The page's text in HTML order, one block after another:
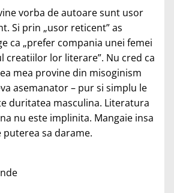
vorba de autoare sunt usor
Si prin „usor reticent” as
ca „prefer compania unei femei
creatiilor lor literare”. Nu cred ca
mea provine din misoginism
asemanator – pur si simplu le
duritatea masculina. Literatura
nu este implinita. Mangaie insa
puterea sa darame.